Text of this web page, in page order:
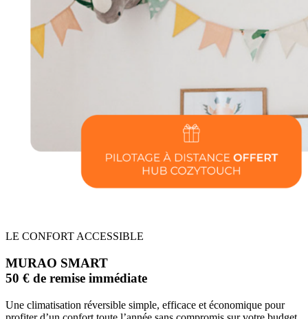
LE CONFORT ACCESSIBLE
MURAO SMART
50 € de remise immédiate
Une climatisation réversible simple, efficace et économique pour